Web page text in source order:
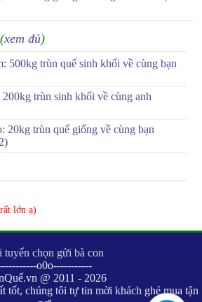
(xem đủ)
500kg trùn quế sinh khối về cùng bạn
trùn sinh khối về cùng anh
20kg trùn quế giống về cùng bạn
lớn ạ)
tuyển chọn gửi bà con
o0o-----------
@ 2011 - 2026
tốt, chúng tôi tự tin mời khách ghé mua tận